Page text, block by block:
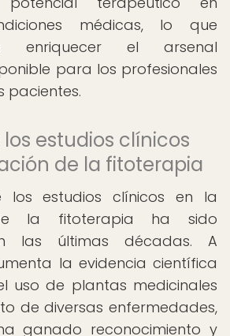
médicas, lo que
enriquecer el arsenal
para los profesionales
pacientes.
estudios clínicos
de la fitoterapia
los estudios clínicos en la
la fitoterapia ha sido
las últimas décadas. A
la evidencia científica
uso de plantas medicinales
de diversas enfermedades,
ganado reconocimiento y